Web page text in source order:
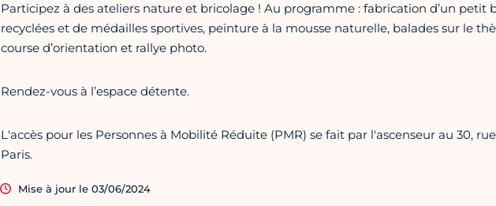
Participez à des ateliers nature et bricolage ! Au programme : fabrication d’un petit
recyclées et de médailles sportives, peinture à la mousse naturelle, balades sur le
course d’orientation et rallye photo.
Rendez-vous à l’espace détente.
L'accès pour les Personnes à Mobilité Réduite (PMR) se fait par l'ascenseur au 30,
Paris.
Mise à jour le 03/06/2024